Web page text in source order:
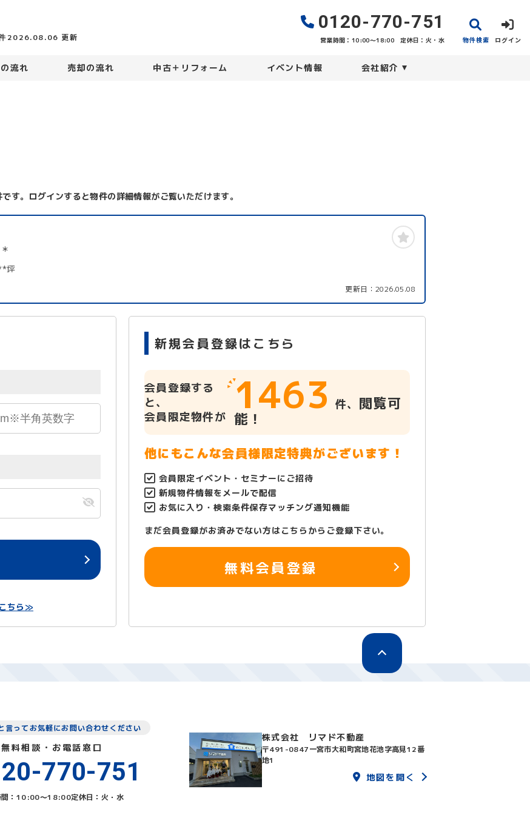
2026.08.06 更新
0120-770-751
営業時間：10:00〜18:00 定休日：火・水 物件検索 ログイン
流れ 売却の流れ 中古＋リフォーム イベント情報 会社紹介
す。ログインすると物件の詳細情報がご覧いただけます。
坪
更新日： 2026.05.08
ちら≫
新規会員登録はこちら
会員登録する
と、
会員限定物件が 1463 件、 閲覧可
能！
他にもこんな会員様限定特典がございます！
会員限定イベント・セミナーにご招待
新規物件情報をメールで配信
お気に入り・検索条件保存マッチング通知機能
まだ会員登録がお済みでない方はこちらからご登録下さい。
無料会員登録
言ってお気軽にお問い合わせください
無料相談・お電話窓口
770-751
間：10:00〜18:00定休日：火・水
株式会社 リマド不動産
〒491-0847一宮市大和町宮地花池字高見12番
地1
地図を開く